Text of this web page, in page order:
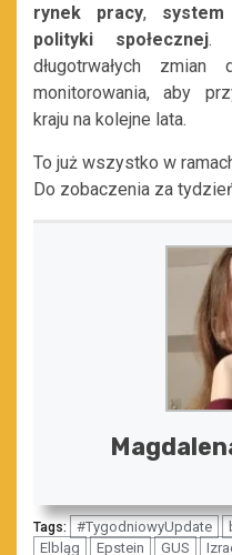
rynek pracy, system
polityki
społecznej.
długotrwałych zmian
monitorowania, aby
kraju na kolejne lata.
To już wszystko w
Do zobaczenia za
Tags: #TygodniowyUpdate
Elbląg
Epstein GUS